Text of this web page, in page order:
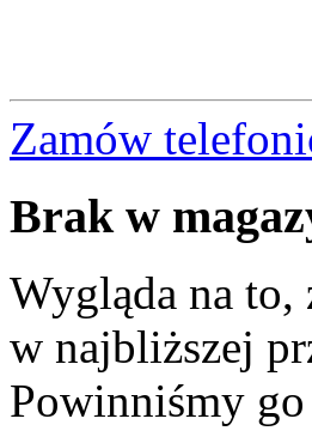
Zamów
Brak w
Wygląda na to,
w najbliższej
Powinniśmy